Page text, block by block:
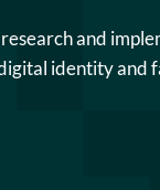
and
identity and